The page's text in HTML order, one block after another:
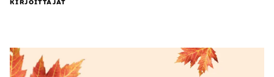
KIRJOITTAJAT